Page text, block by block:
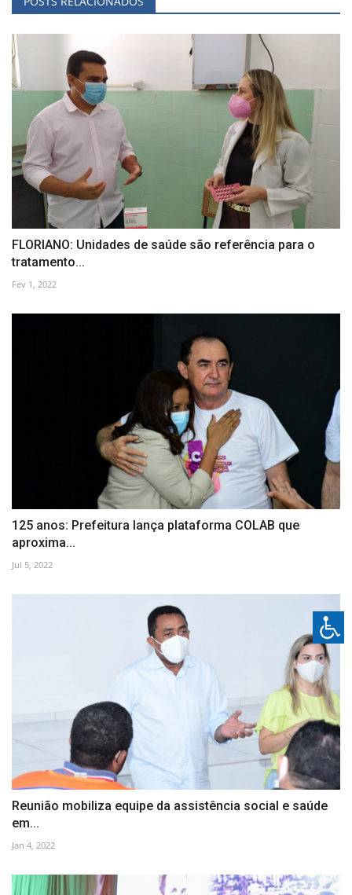
FLORIANO: Unidades de saúde são referência para o
tratamento...
Fev 1, 2022
125 anos: Prefeitura lança plataforma COLAB que
aproxima...
Jul 5, 2022
Reunião mobiliza equipe da assistência social e saúde
em...
Jan 4, 2022